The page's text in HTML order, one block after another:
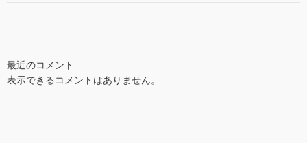
最近のコメント
表示できるコメントはありません。